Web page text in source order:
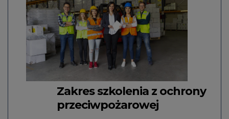
Zakres szkolenia z ochrony
przeciwpożarowej